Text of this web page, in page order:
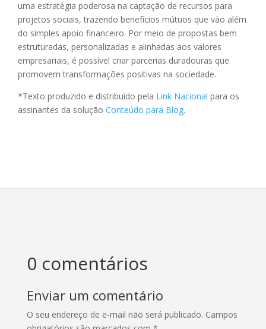
uma estratégia poderosa na captação de recursos para
projetos sociais, trazendo benefícios mútuos que vão além
do simples apoio financeiro. Por meio de propostas bem
estruturadas, personalizadas e alinhadas aos valores
empresariais, é possível criar parcerias duradouras que
promovem transformações positivas na sociedade.
*Texto produzido e distribuído pela Link Nacional para os
assinantes da solução Conteúdo para Blog.
0 comentários
Enviar um comentário
O seu endereço de e-mail não será publicado. Campos